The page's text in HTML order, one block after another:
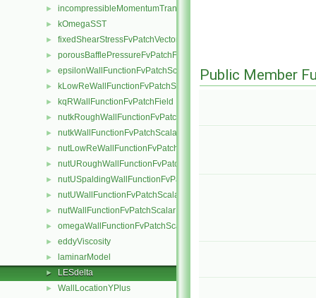
► incompressibleMomentumTransportModel
► kOmegaSST
► fixedShearStressFvPatchVectorField
► porousBafflePressureFvPatchField
► epsilonWallFunctionFvPatchScalarField
► kLowReWallFunctionFvPatchScalarField
► kqRWallFunctionFvPatchField
► nutkRoughWallFunctionFvPatchScalarField
► nutkWallFunctionFvPatchScalarField
► nutLowReWallFunctionFvPatchScalarField
► nutURoughWallFunctionFvPatchScalarField
► nutUSpaldingWallFunctionFvPatchScalarField
► nutUWallFunctionFvPatchScalarField
► nutWallFunctionFvPatchScalarField
► omegaWallFunctionFvPatchScalarField
► eddyViscosity
► laminarModel
► LESdelta
► WallLocationYPlus
Public Member